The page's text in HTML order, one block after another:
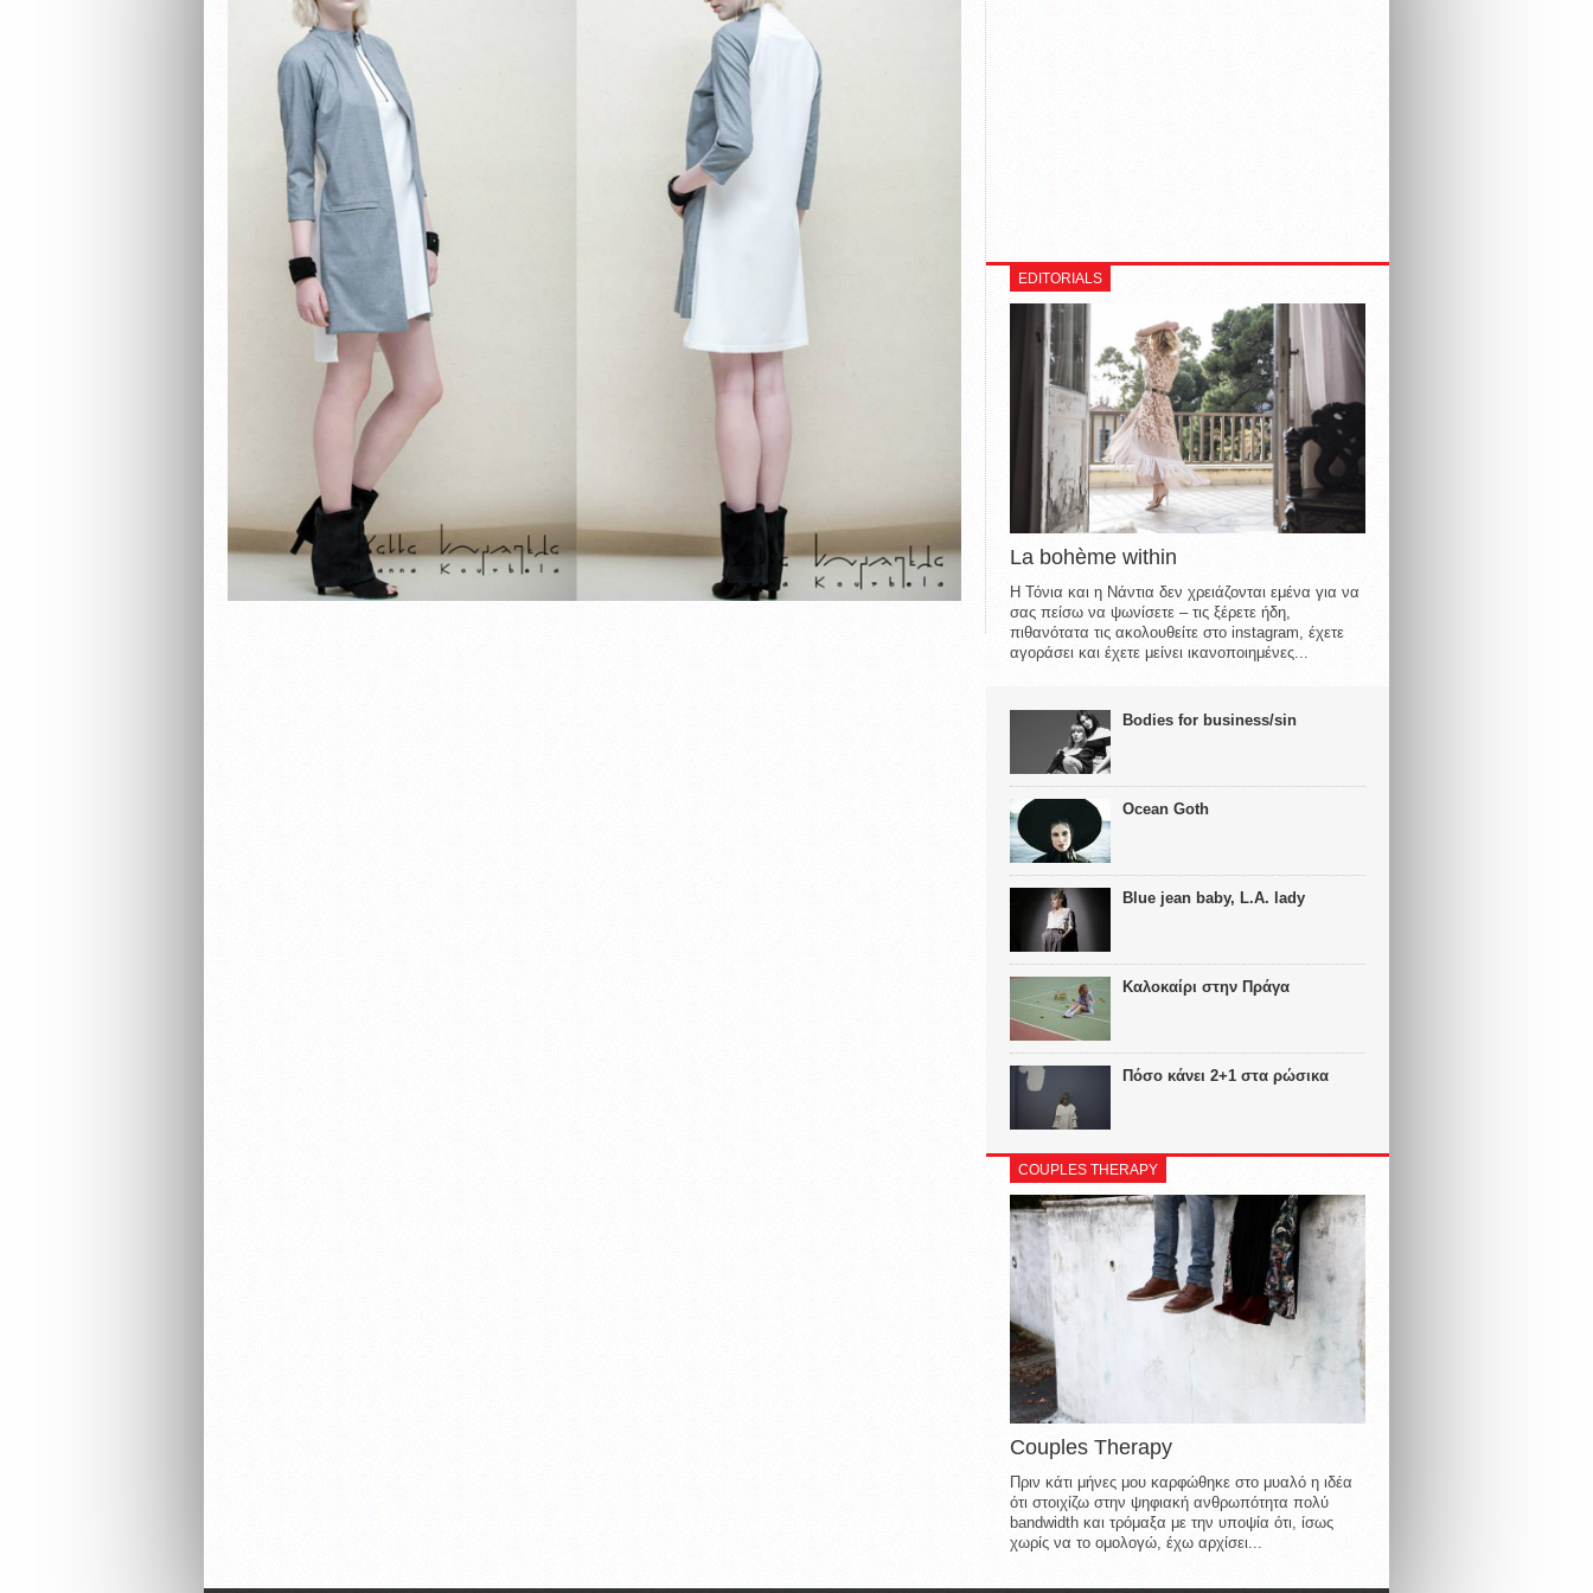
EDITORIALS
La bohème within
Η Τόνια και η Νάντια δεν χρειάζονται εμένα για να
σας πείσω να ψωνίσετε – τις ξέρετε ήδη,
πιθανότατα τις ακολουθείτε στο instagram, έχετε
αγοράσει και έχετε μείνει ικανοποιημένες...
Bodies for business/sin
Ocean Goth
Blue jean baby, L.A. lady
Καλοκαίρι στην Πράγα
Πόσο κάνει 2+1 στα ρώσικα
COUPLES THERAPY
Couples Therapy
Πριν κάτι μήνες μου καρφώθηκε στο μυαλό η ιδέα
ότι στοιχίζω στην ψηφιακή ανθρωπότητα πολύ
bandwidth και τρόμαξα με την υποψία ότι, ίσως
χωρίς να το ομολογώ, έχω αρχίσει...